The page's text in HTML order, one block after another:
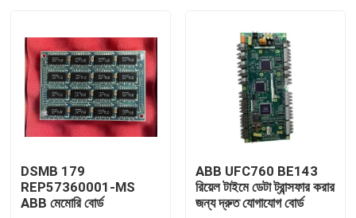
DSMB 179
REP57360001-MS
ABB মেমোরি বোর্ড
ABB UFC760 BE143
রিয়েল টাইমে ডেটা ট্রান্সফার করার
জন্য দ্রুত যোগাযোগ বোর্ড